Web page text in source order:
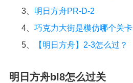
3、 明日方舟PR-D-2
4、 巧克力大街是模仿哪个关卡
5、
【明日方舟】2-3怎么过？
明日方舟bl8怎么过关